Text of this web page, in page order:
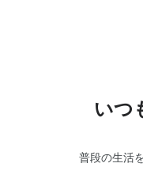
いつ
普段の生活